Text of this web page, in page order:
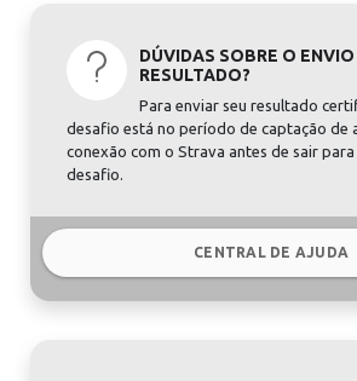
DÚVIDAS SOBRE O ENVIO
RESULTADO?
Para enviar seu resultado
desafio está no período de captação de
conexão com o Strava antes de sair
desafio.
CENTRAL DE AJUDA